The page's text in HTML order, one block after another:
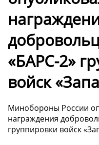
«БАРС-2»
войск
Минобороны России
награждения
группировки войск